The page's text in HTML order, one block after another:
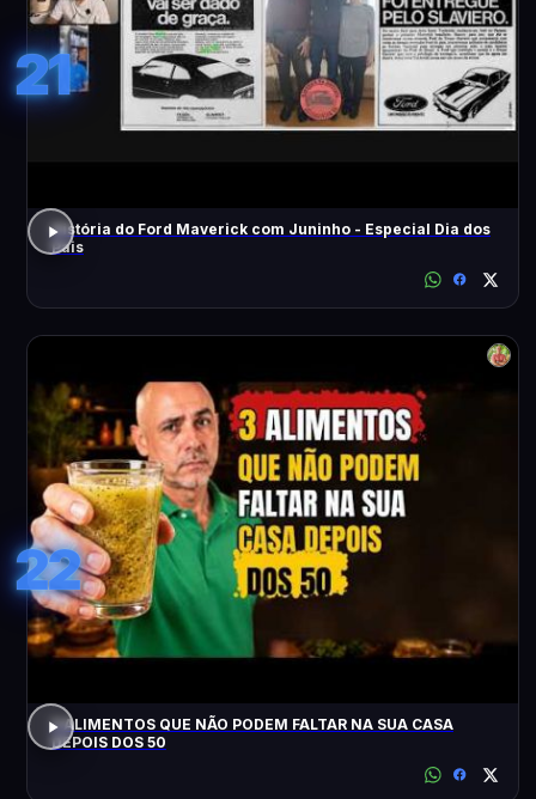
21
História do Ford Maverick com Juninho - Especial Dia dos
Pais
22
3 ALIMENTOS QUE NÃO PODEM FALTAR NA SUA CASA
DEPOIS DOS 50